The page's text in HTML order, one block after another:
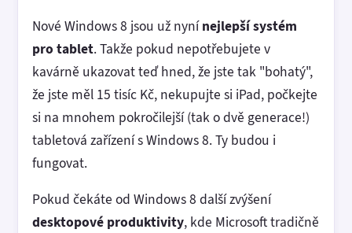
Nové Windows 8 jsou už nynínejlepší systém
pro tablet. Takže pokud nepotřebujete v
kavárně ukazovat teď hned, že jste tak "bohatý",
že jste měl 15 tisíc Kč, nekupujte si iPad, počkejte
si na mnohem pokročilejší (tak o dvě generace!)
tabletová zařízení s Windows 8. Ty budou i
fungovat.
Pokud čekáte od Windows 8 další zvýšení
desktopové produktivity, kde Microsoft tradičně